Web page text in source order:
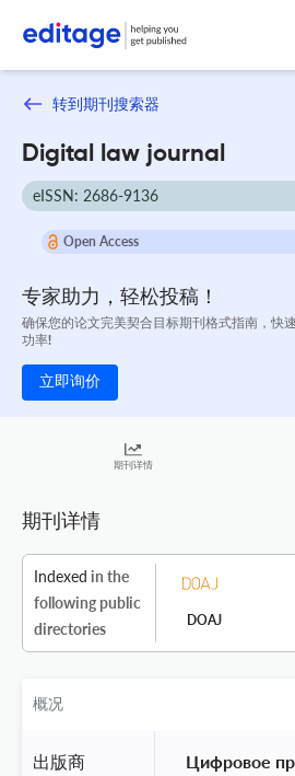
转到期刊搜索器
Digital law journal
eISSN: 2686-9136
Open Access
专家助力，轻松投稿！
确保您的论文完美契合目标期刊格式指南，快
功率!
立即询价
期刊详情
期刊详情
Indexed in the
following public
directories
DOAJ
概况
出版商 Цифровое